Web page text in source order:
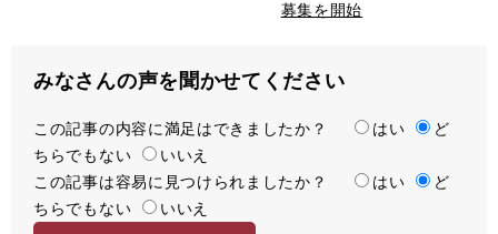
募集を開始
みなさんの声を聞かせてください
満
足
度
この記事の内容に満足はできましたか？ はい
ど
ちらでもない
いいえ
容
易
この記事は容易に見つけられましたか？ はい
ど
ちらでもない
いいえ